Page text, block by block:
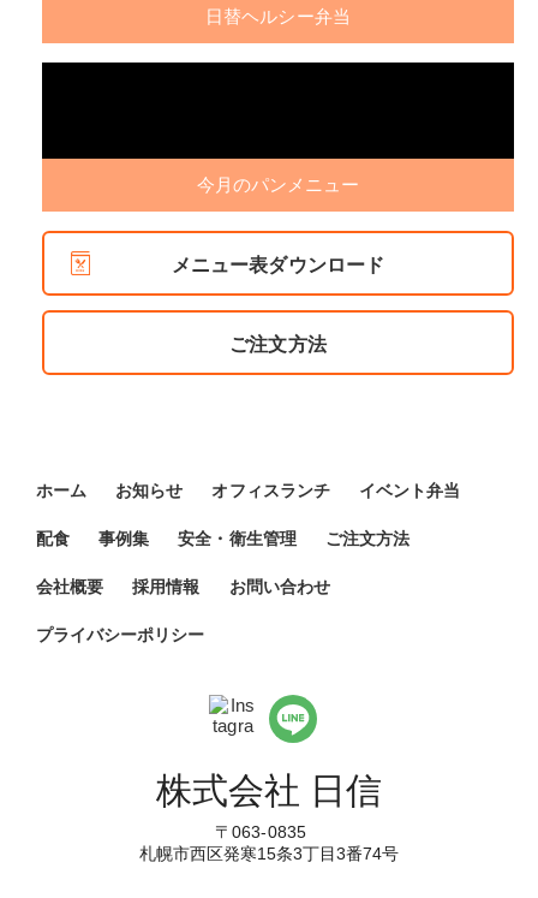
日替ヘルシー弁当
今月のパンメニュー
メニュー表ダウンロード
ご注文方法
ホーム お知らせ オフィスランチ イベント弁当
配食 事例集 安全・衛生管理 ご注文方法
会社概要 採用情報 お問い合わせ
プライバシーポリシー
株式会社 日信
〒063-0835
札幌市西区発寒15条3丁目3番74号